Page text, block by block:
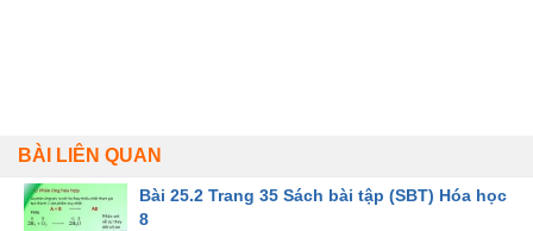
BÀI LIÊN QUAN
Bài 25.2 Trang 35 Sách bài tập (SBT) Hóa học
8